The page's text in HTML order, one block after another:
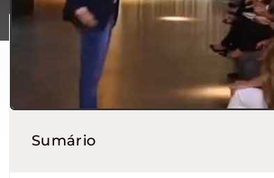
Sumário